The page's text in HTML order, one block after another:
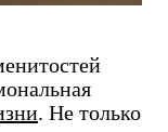
. Не только